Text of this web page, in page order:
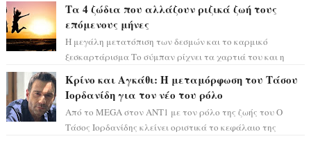
Τα 4 ζώδια που αλλάζουν ριζικά ζωή τους
επόμενους μήνες
Η μεγάλη μετατόπιση των δεσμών και το καρμικό
ξεσκαρτάρισμα Το σύμπαν ρίχνει τα χαρτιά του και η
Κρίνο και Αγκάθι: Η μεταμόρφωση του Τάσου
Ιορδανίδη για τον νέο του ρόλο
Από το MEGA στον ΑΝΤ1 με τον ρόλο της ζωής του Ο
Τάσος Ιορδανίδης κλείνει οριστικά το κεφάλαιο της